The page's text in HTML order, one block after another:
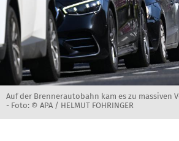
Auf der Brennerautobahn kam es zu massiven
- Foto: © APA / HELMUT FOHRINGER